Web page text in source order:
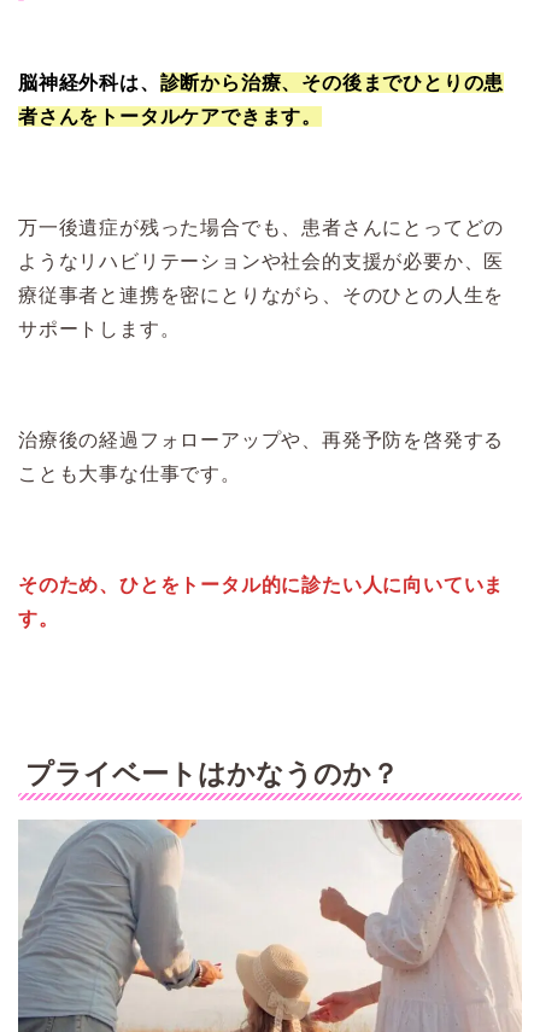
脳神経外科は、 診断から治療、その後までひとりの患
者さんをトータルケアできます。
万一後遺症が残った場合でも、患者さんにとってどの
ようなリハビリテーションや社会的支援が必要か、医
療従事者と連携を密にとりながら、そのひとの人生を
サポートします。
治療後の経過フォローアップや、再発予防を啓発する
ことも大事な仕事です。
そのため、ひとをトータル的に診たい人に向いていま
す。
プライベートはかなうのか？